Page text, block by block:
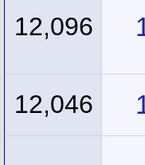
12,096
12,046